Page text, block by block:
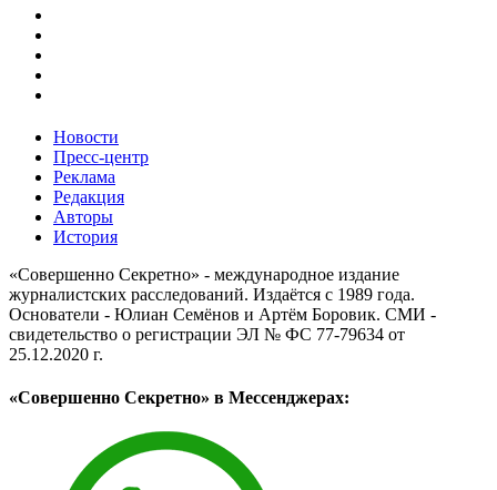
Новости
Пресс-центр
Реклама
Редакция
Авторы
История
«Совершенно Секретно» - международное издание
журналистских расследований. Издаётся с 1989 года.
Основатели - Юлиан Семёнов и Артём Боровик. CМИ -
свидетельство о регистрации ЭЛ № ФС 77-79634 от
25.12.2020 г.
«Совершенно Секретно» в Мессенджерах: